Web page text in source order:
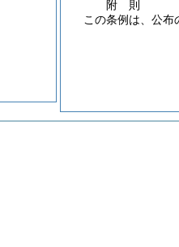
附 則
この条例は、公布